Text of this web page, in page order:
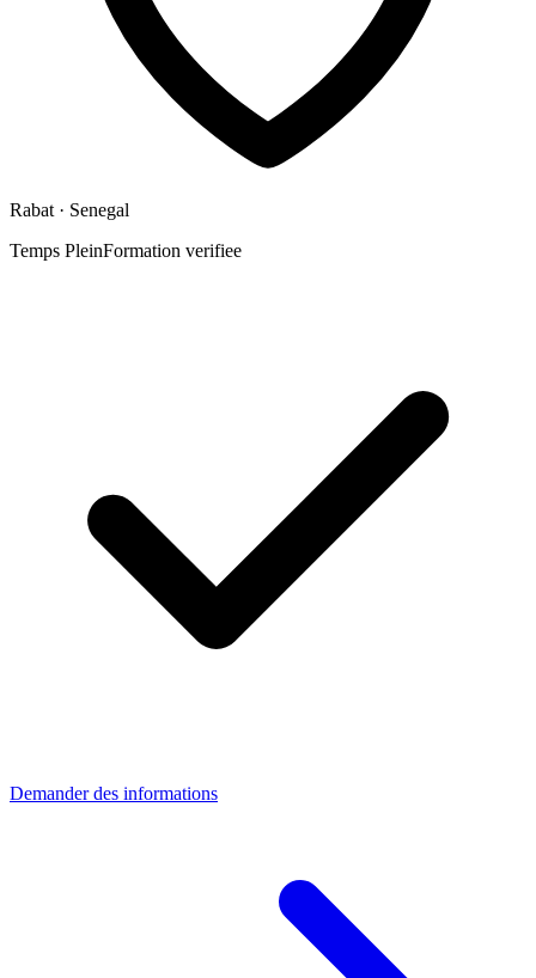
Rabat · Senegal
Temps PleinFormation verifiee
Demander des informations